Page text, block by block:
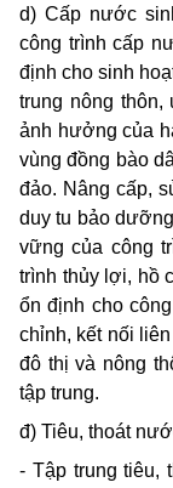
d) Cấp nước
công trình cấp
định cho sinh
trung nông
ảnh hưởng của
vùng đồng bào
đảo. Nâng cấp,
duy tu bảo
vững của công
trình thủy lợi, hồ
ổn định cho
chỉnh, kết nối
đô thị và nông
tập trung.
đ) Tiêu, thoát
- Tập trung tiêu,